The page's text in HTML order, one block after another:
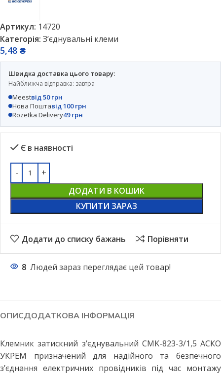
Артикул: 14720
Категорія: Зʼєднувальні клеми
5,48 ₴
Швидка доставка цього товару:
Найближча відправка: завтра
Meestвід 50 грн
Нова Поштавід 100 грн
Rozetka Delivery49 грн
Є в наявності
ДОДАТИ В КОШИК
КУПИТИ ЗАРАЗ
Додати до списку бажань Порівняти
8 Людей зараз переглядає цей товар!
ОПИСДОДАТКОВА ІНФОРМАЦІЯ
Клемник затискний з’єднувальний CMK-823-3/1,5 АСКО
УКРЕМ призначений для надійного та безпечного
з’єднання електричних провідників під час монтажу